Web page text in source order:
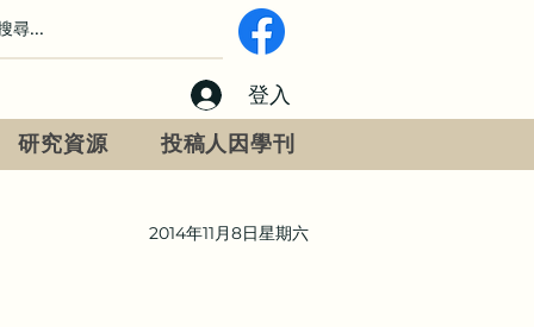
登入
研究資源
投稿人因學刊
2014年11月8日星期六